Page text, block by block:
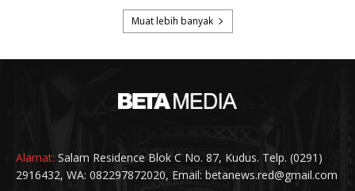
Alamat: Salam Residence Blok C No. 87, Kudus. Telp. (0291)
2916432, WA: 082297872020, Email: betanews.red@gmail.com